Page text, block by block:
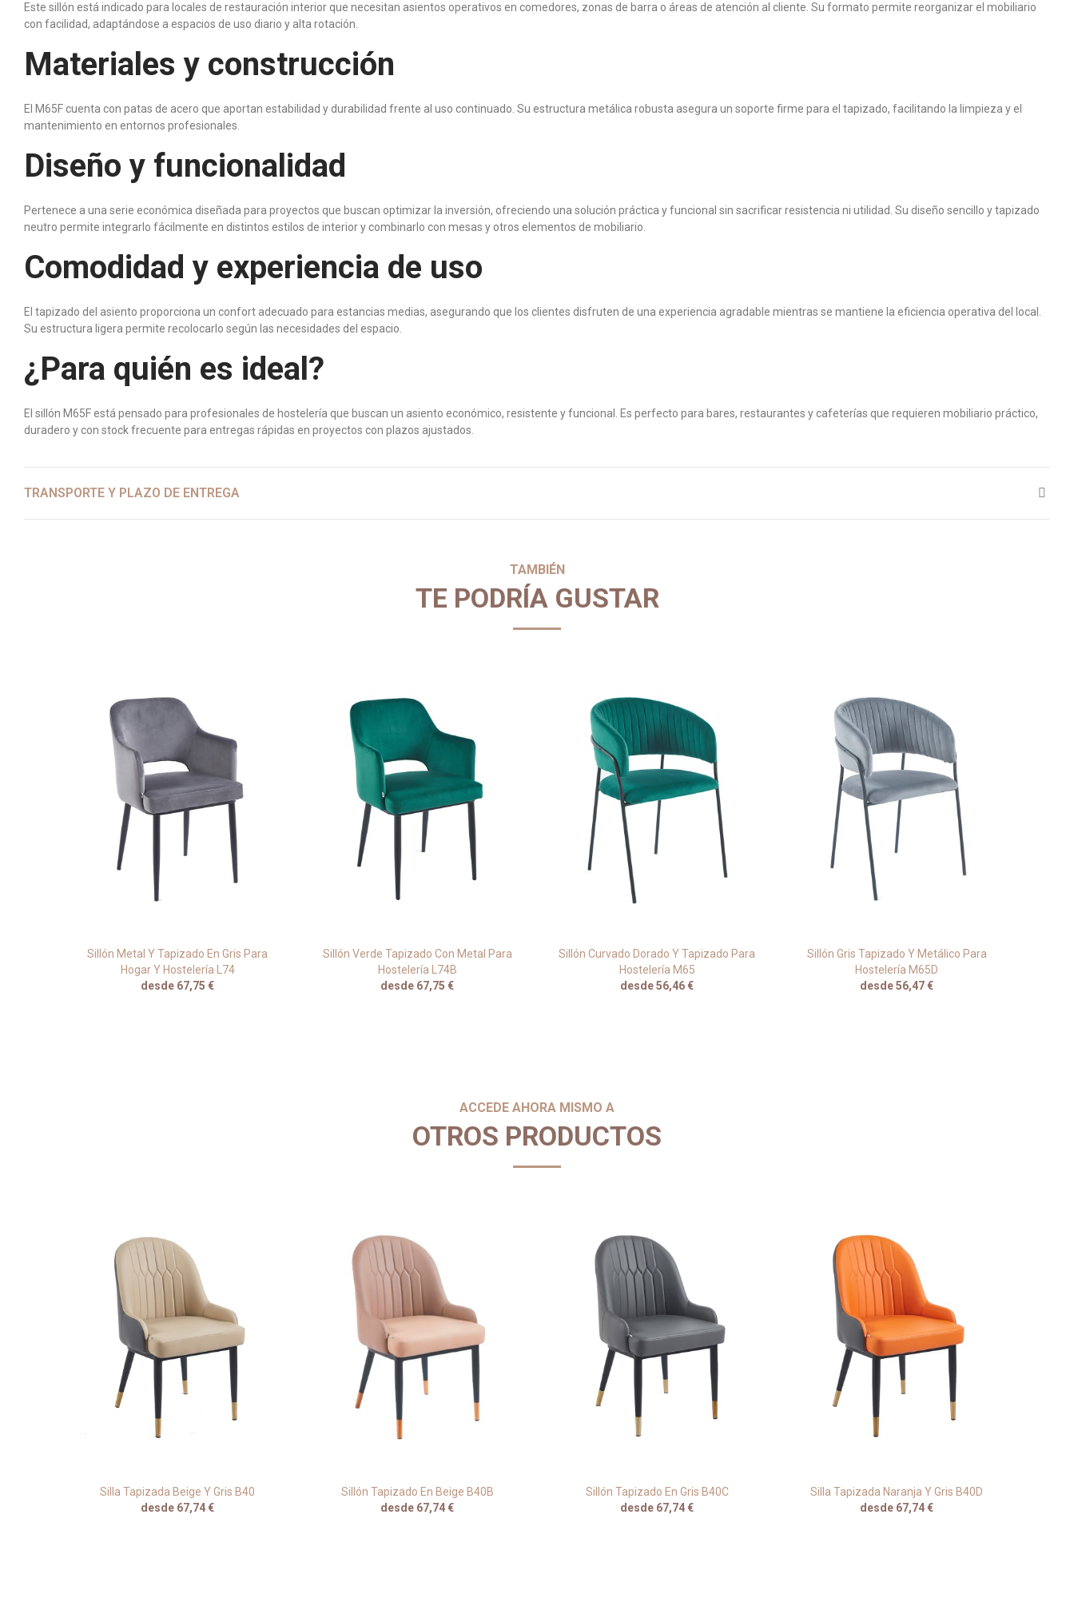
Este sillón está indicado para locales de restauración interior que necesitan asientos operativos en comedores, zonas de barra o áreas de atención al cliente. Su formato permite reorganizar el mobiliario
con facilidad, adaptándose a espacios de uso diario y alta rotación.
Materiales y construcción
El M65F cuenta con patas de acero que aportan estabilidad y durabilidad frente al uso continuado. Su estructura metálica robusta asegura un soporte firme para el tapizado, facilitando la limpieza y el
mantenimiento en entornos profesionales.
Diseño y funcionalidad
Pertenece a una serie económica diseñada para proyectos que buscan optimizar la inversión, ofreciendo una solución práctica y funcional sin sacrificar resistencia ni utilidad. Su diseño sencillo y tapizado
neutro permite integrarlo fácilmente en distintos estilos de interior y combinarlo con mesas y otros elementos de mobiliario.
Comodidad y experiencia de uso
El tapizado del asiento proporciona un confort adecuado para estancias medias, asegurando que los clientes disfruten de una experiencia agradable mientras se mantiene la eficiencia operativa del local.
Su estructura ligera permite recolocarlo según las necesidades del espacio.
¿Para quién es ideal?
El sillón M65F está pensado para profesionales de hostelería que buscan un asiento económico, resistente y funcional. Es perfecto para bares, restaurantes y cafeterías que requieren mobiliario práctico,
duradero y con stock frecuente para entregas rápidas en proyectos con plazos ajustados.
TRANSPORTE Y PLAZO DE ENTREGA
TAMBIÉN
TE PODRÍA GUSTAR
Sillón Metal Y Tapizado En Gris Para
Hogar Y Hostelería L74
desde 67,75 €
Sillón Verde Tapizado Con Metal Para
Hostelería L74B
desde 67,75 €
Sillón Curvado Dorado Y Tapizado Para
Hostelería M65
desde 56,46 €
Sillón Gris Tapizado Y Metálico Para
Hostelería M65D
desde 56,47 €
ACCEDE AHORA MISMO A
OTROS PRODUCTOS
Silla Tapizada Beige Y Gris B40
desde 67,74 €
Sillón Tapizado En Beige B40B
desde 67,74 €
Sillón Tapizado En Gris B40C
desde 67,74 €
Silla Tapizada Naranja Y Gris B40D
desde 67,74 €